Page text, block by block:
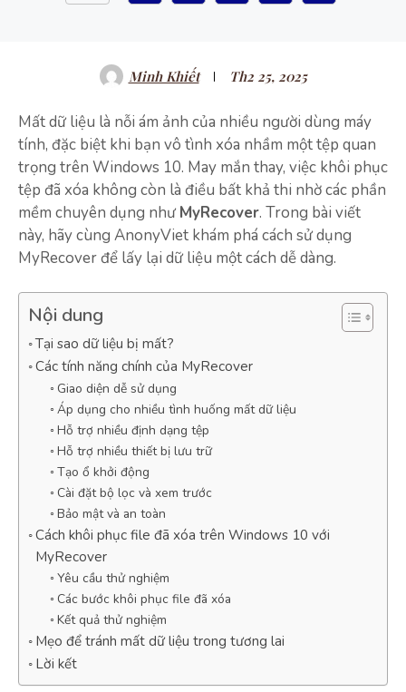
Minh Khiết Th2 25, 2025
Mất dữ liệu là nỗi ám ảnh của nhiều người dùng máy
tính, đặc biệt khi bạn vô tình xóa nhầm một tệp quan
trọng trên Windows 10. May mắn thay, việc khôi phục
tệp đã xóa không còn là điều bất khả thi nhờ các phần
mềm chuyên dụng nhưMyRecover. Trong bài viết
này, hãy cùng AnonyViet khám phá cách sử dụng
MyRecover để lấy lại dữ liệu một cách dễ dàng.
Nội dung
Tại sao dữ liệu bị mất?
Các tính năng chính của MyRecover
Giao diện dễ sử dụng
Áp dụng cho nhiều tình huống mất dữ liệu
Hỗ trợ nhiều định dạng tệp
Hỗ trợ nhiều thiết bị lưu trữ
Tạo ổ khởi động
Cài đặt bộ lọc và xem trước
Bảo mật và an toàn
Cách khôi phục file đã xóa trên Windows 10 với
MyRecover
Yêu cầu thử nghiệm
Các bước khôi phục file đã xóa
Kết quả thử nghiệm
Mẹo để tránh mất dữ liệu trong tương lai
Lời kết